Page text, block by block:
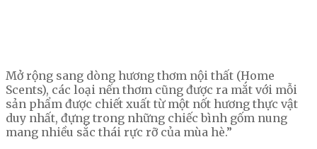
Mở rộng sang dòng hương thơm nội thất (Home
Scents), các loại nến thơm cũng được ra mắt với mỗi
sản phẩm được chiết xuất từ một nốt hương thực vật
duy nhất, đựng trong những chiếc bình gốm nung
mang nhiều sắc thái rực rỡ của mùa hè.”